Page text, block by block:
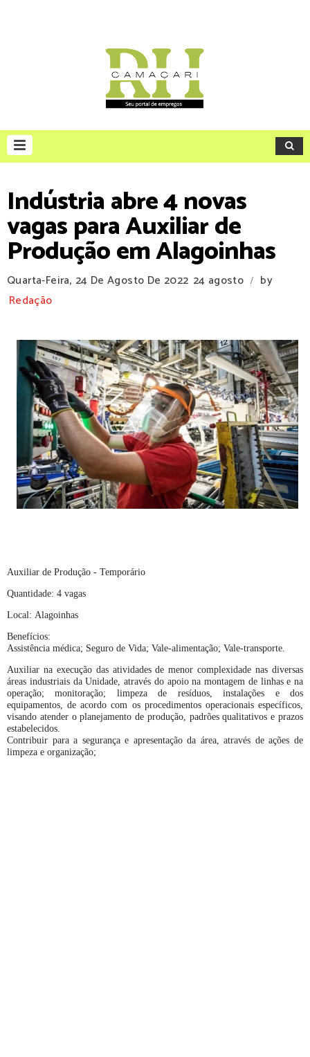
Indústria abre 4 novas
vagas para Auxiliar de
Produção em Alagoinhas
Quarta-Feira, 24 De Agosto De 2022 24 agosto /
by
Redação
Auxiliar de Produção - Temporário
Quantidade: 4 vagas
Local: Alagoinhas
Benefícios:
Assistência médica; Seguro de Vida; Vale-alimentação; Vale-transporte.
Auxiliar na execução das atividades de menor complexidade nas diversas
áreas industriais da Unidade, através do apoio na montagem de linhas e na
operação; monitoração; limpeza de resíduos, instalações e dos
equipamentos, de acordo com os procedimentos operacionais específicos,
visando atender o planejamento de produção, padrões qualitativos e prazos
estabelecidos.
Contribuir para a segurança e apresentação da área, através de ações de
limpeza e organização;